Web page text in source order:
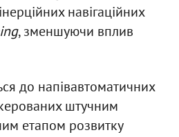
навігаційних
, зменшуючи вплив
до напівавтоматичних
штучним
етапом розвитку